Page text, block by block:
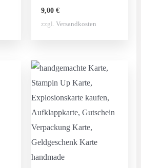
9,00€
zzgl.Versandkosten